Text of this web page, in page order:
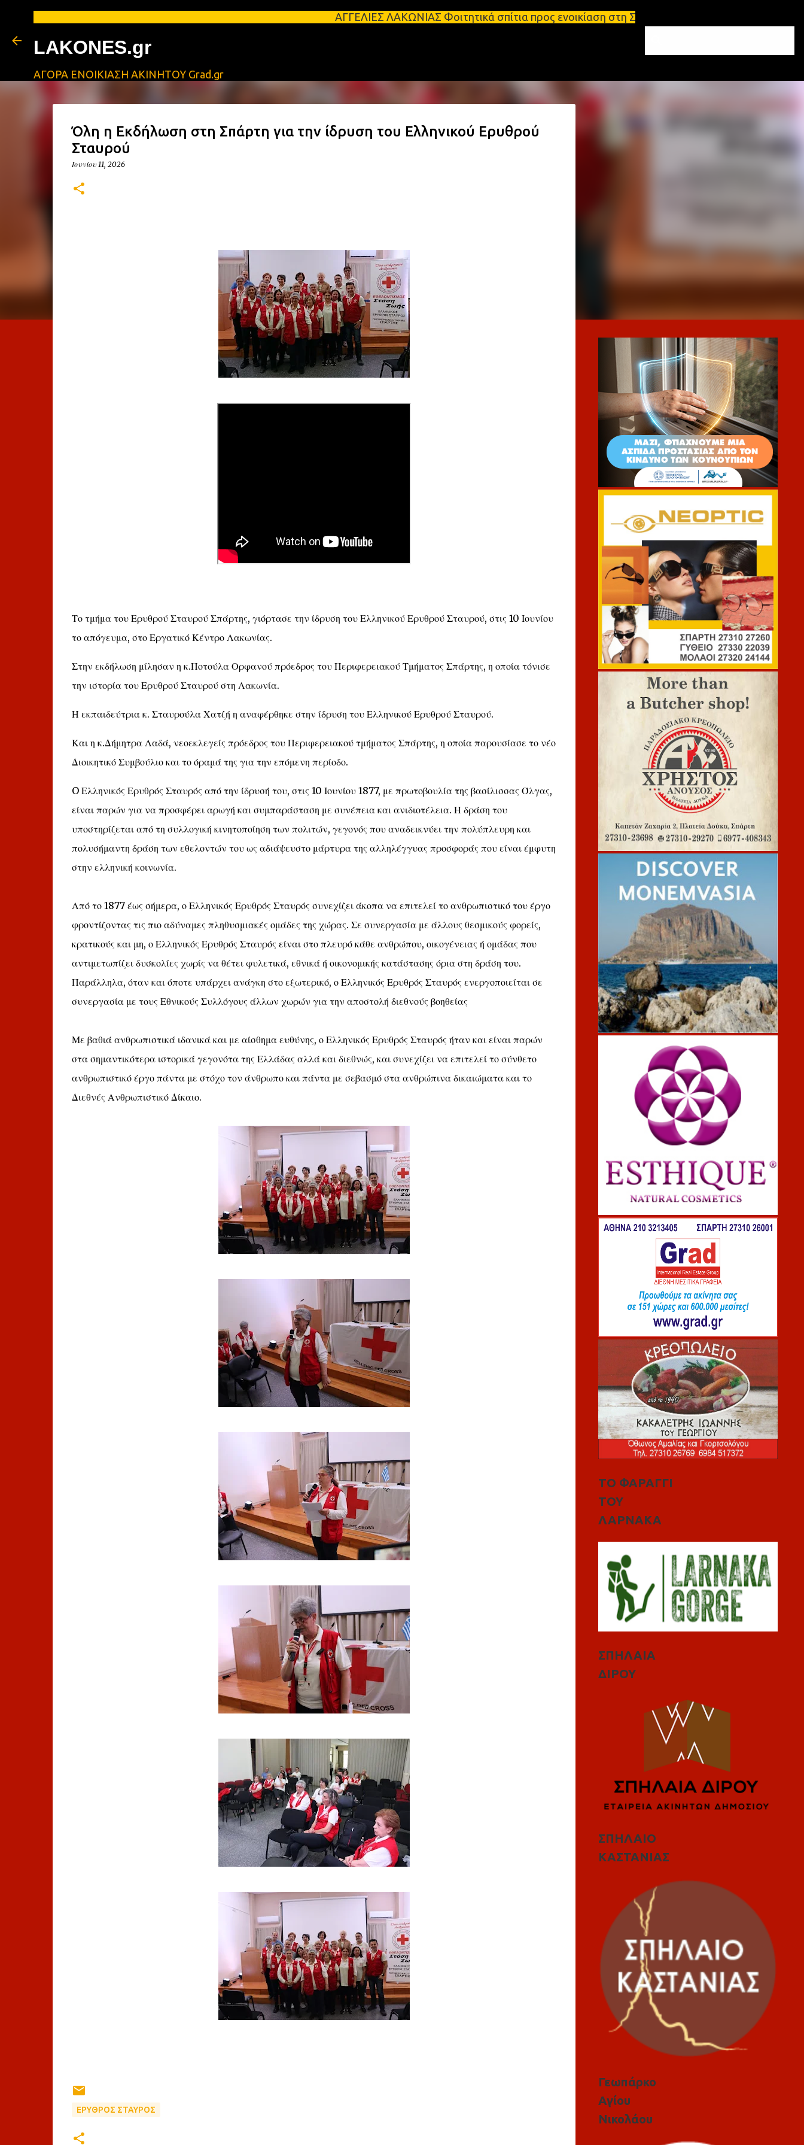
Μετάβαση στο κύριο περιεχόμενο
ΑΓΓΕΛΙΕΣ ΛΑΚΩΝΙΑΣ Φοιτητικά σπίτια προς ενοικίαση στη Σπάρτη Ενοικιάσεις διαμερισμάτων Σπάρτη
LAKONES.gr
ΑΓΟΡΑ ΕΝΟΙΚΙΑΣΗ ΑΚΙΝΗΤΟΥ Grad.gr
Όλη η Εκδήλωση στη Σπάρτη για την ίδρυση του Ελληνικού Ερυθρού
Σταυρού
Ιουνίου 11, 2026
Το τμήμα του Ερυθρού Σταυρού Σπάρτης, γιόρτασε την ίδρυση του Ελληνικού Ερυθρού Σταυρού, στις 10 Ιουνίου
το απόγευμα, στο Εργατικό Κέντρο Λακωνίας.
Στην εκδήλωση μίλησαν η κ.Ποτούλα Ορφανού πρόεδρος του Περιφερειακού Τμήματος Σπάρτης, η οποία τόνισε
την ιστορία του Ερυθρού Σταυρού στη Λακωνία.
Η εκπαιδεύτρια κ. Σταυρούλα Χατζή η αναφέρθηκε στην ίδρυση του Ελληνικού Ερυθρού Σταυρού.
Και η κ.Δήμητρα Λαδά, νεοεκλεγείς πρόεδρος του Περιφερειακού τμήματος Σπάρτης, η οποία παρουσίασε το νέο
Διοικητικό Συμβούλιο και το όραμά της για την επόμενη περίοδο.
O Ελληνικός Ερυθρός Σταυρός από την ίδρυσή του, στις 10 Ιουνίου 1877, με πρωτοβουλία της βασίλισσας Όλγας,
είναι παρών για να προσφέρει αρωγή και συμπαράσταση με συνέπεια και ανιδιοτέλεια. Η δράση του
υποστηρίζεται από τη συλλογική κινητοποίηση των πολιτών, γεγονός που αναδεικνύει την πολύπλευρη και
πολυσήμαντη δράση των εθελοντών του ως αδιάψευστο μάρτυρα της αλληλέγγυας προσφοράς που είναι έμφυτη
στην ελληνική κοινωνία.
Από το 1877 έως σήμερα, ο Ελληνικός Ερυθρός Σταυρός συνεχίζει άκοπα να επιτελεί το ανθρωπιστικό του έργο
φροντίζοντας τις πιο αδύναμες πληθυσμιακές ομάδες της χώρας. Σε συνεργασία με άλλους θεσμικούς φορείς,
κρατικούς και μη, ο Ελληνικός Ερυθρός Σταυρός είναι στο πλευρό κάθε ανθρώπου, οικογένειας ή ομάδας που
αντιμετωπίζει δυσκολίες χωρίς να θέτει φυλετικά, εθνικά ή οικονομικής κατάστασης όρια στη δράση του.
Παράλληλα, όταν και όποτε υπάρχει ανάγκη στο εξωτερικό, ο Ελληνικός Ερυθρός Σταυρός ενεργοποιείται σε
συνεργασία με τους Εθνικούς Συλλόγους άλλων χωρών για την αποστολή διεθνούς βοηθείας
Με βαθιά ανθρωπιστικά ιδανικά και με αίσθημα ευθύνης, ο Ελληνικός Ερυθρός Σταυρός ήταν και είναι παρών
στα σημαντικότερα ιστορικά γεγονότα της Ελλάδας αλλά και διεθνώς, και συνεχίζει να επιτελεί το σύνθετο
ανθρωπιστικό έργο πάντα με στόχο τον άνθρωπο και πάντα με σεβασμό στα ανθρώπινα δικαιώματα και το
Διεθνές Ανθρωπιστικό Δίκαιο.
ΕΡΥΘΡΟΣ ΣΤΑΥΡΟΣ
ΤΟ ΦΑΡΑΓΓΙ
ΤΟΥ
ΛΑΡΝΑΚΑ
ΣΠΗΛΑΙΑ
ΔΙΡΟΥ
ΣΠΗΛΑΙΟ
ΚΑΣΤΑΝΙΑΣ
Γεωπάρκο
Αγίου
Νικολάου